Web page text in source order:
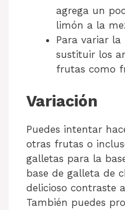
agrega un
limón a la
Para variar la
sustituir los
frutas como
Variación
Puedes intentar
otras frutas o
galletas para la
base de galleta de
delicioso contraste
También puedes